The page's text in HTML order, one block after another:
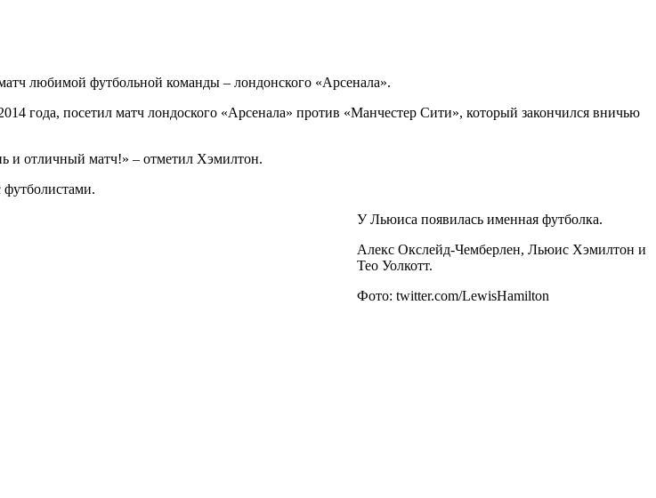
любимой футбольной команды – лондонского «Арсенала».
года, посетил матч лондоского «Арсенала» против «Манчестер Сити», который закончился вничью
и отличный матч!» – отметил Хэмилтон.
футболистами.
У Льюиса появилась именная футболка.
Алекс Окслейд-Чемберлен, Льюис Хэмилтон и
Тео Уолкотт.
Фото: twitter.com/LewisHamilton